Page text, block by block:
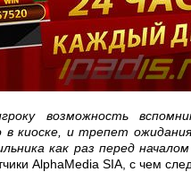
возможность
киоске, и трепет
как раз перед
AlphaMedia SIA, с чем